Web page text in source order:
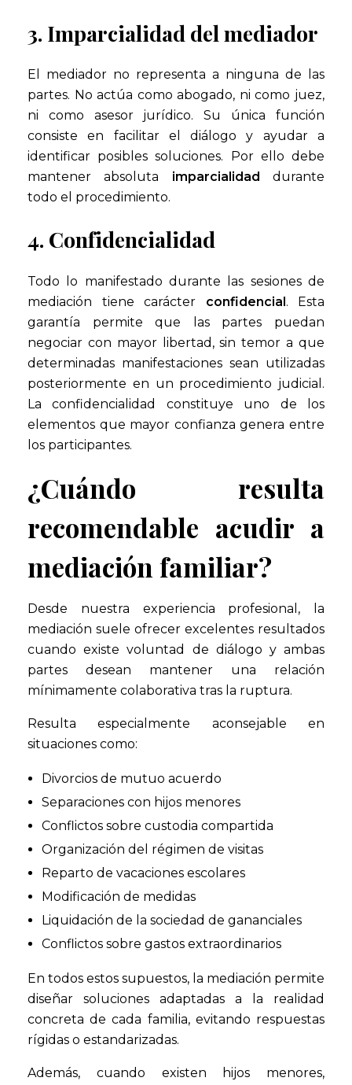
3. Imparcialidad del mediador
El mediador no representa a ninguna de las
partes. No actúa como abogado, ni como juez,
ni como asesor jurídico. Su única función
consiste en facilitar el diálogo y ayudar a
identificar posibles soluciones. Por ello debe
mantener absoluta imparcialidad
durante
todo el procedimiento.
4. Confidencialidad
Todo lo manifestado durante las sesiones de
mediación tiene carácter confidencial. Esta
garantía permite que las partes puedan
negociar con mayor libertad, sin temor a que
determinadas manifestaciones sean utilizadas
posteriormente en un procedimiento judicial.
La confidencialidad constituye uno de los
elementos que mayor confianza genera entre
los participantes.
¿Cuándo resulta
recomendable acudir a
mediación familiar?
Desde nuestra experiencia profesional, la
mediación suele ofrecer excelentes resultados
cuando existe voluntad de diálogo y ambas
partes desean mantener una relación
mínimamente colaborativa tras la ruptura.
Resulta especialmente aconsejable en
situaciones como:
Divorcios de mutuo acuerdo
Separaciones con hijos menores
Conflictos sobre custodia compartida
Organización del régimen de visitas
Reparto de vacaciones escolares
Modificación de medidas
Liquidación de la sociedad de gananciales
Conflictos sobre gastos extraordinarios
En todos estos supuestos, la mediación permite
diseñar soluciones adaptadas a la realidad
concreta de cada familia, evitando respuestas
rígidas o estandarizadas.
Además, cuando existen hijos menores,